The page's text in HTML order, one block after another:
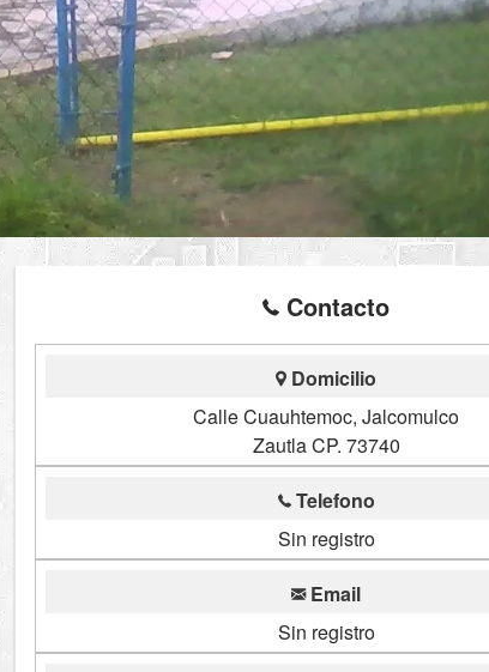
Contacto
Domicilio
Calle Cuauhtemoc, Jalcomulco
Zautla CP. 73740
Telefono
Sin registro
Email
Sin registro